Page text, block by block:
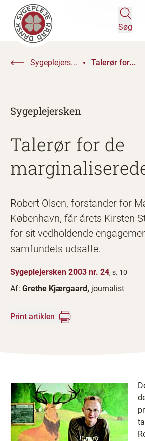
Søg
Sygeplejers... Talerør for...
Sygeplejersken
Talerør for de
Robert Olsen, forstander for
København, får årets Kirsten
for sit vedholdende
samfundets udsatte.
Sygeplejersken 2003 nr. 24, s. 10
Af: Grethe Kjærgaard, journalist
Print artiklen